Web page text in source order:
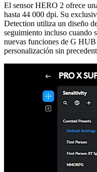
El sensor HERO 2 ofrece
hasta 44 000 dpi. Su
Detection utiliza un diseño
seguimiento incluso cuando
nuevas funciones de G
personalización sin